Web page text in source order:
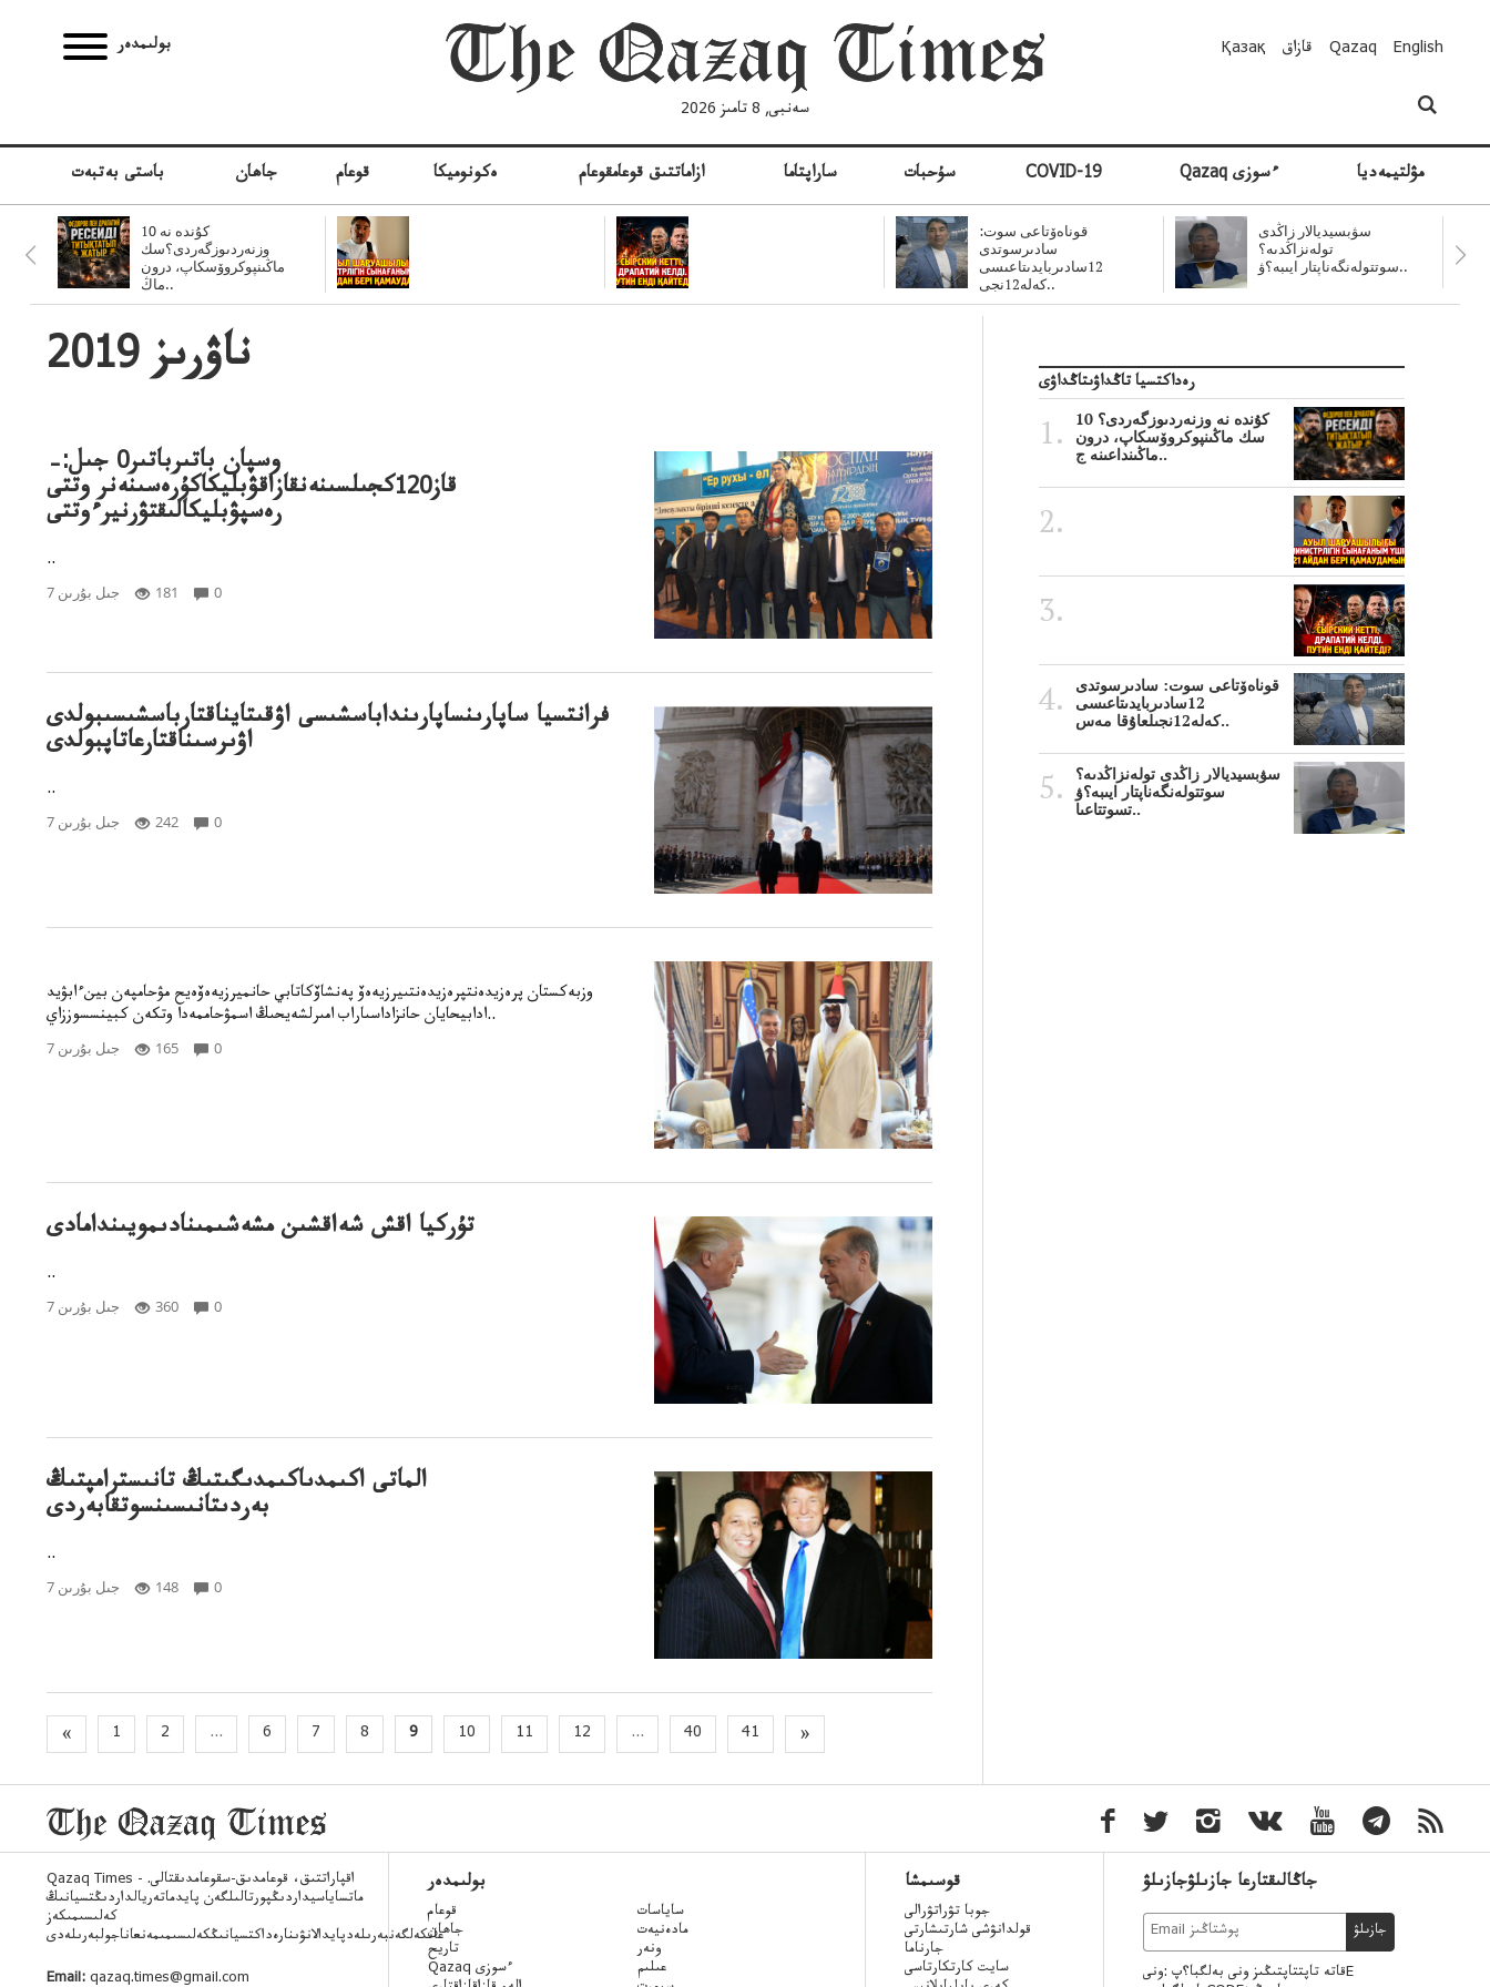
بولىمدەر
سەنبى, 8 تامىز 2026
Қазақ قازاق Qazaq English
باستى بەتبەت جاھان قوعام ەكونوميكا ازاماتتىق قوعامقوعام ساراپتاما سۇحبات COVID-19 Qazaq ءسوزى مۋلتيمەديا
10 كۇندە نە
وزنەردىوزگەردى؟سك
ماڭىنپوكروۆسكاپ، درون
ماڭ..
قوناەۆتاعى سوت:
سادىرسوتدى
12سادىربايدىتاعىسى
كەلە12نجى..
سۋبسيديالار زاڭدى
تولەنزاڭدىە؟
سوتتولەنگەناپتار ايىبە؟ۋ..
2019 ناۋرىز
وسپان باتىرباتىر0 جىل:–
قاز120كجىلسىنەنقازاقۋبليكاكۇرەسىنەنر وتتى
رەسپۋبليكالىقتۋرنيرءوتتى
..
7 جىل بۇرىن 181 0
فرانتسيا ساپارىنساپارىنداباسشىسى اۋقىتايناقتارباسشىسىبولدى
اۋىرسىناقتارعاتاپبولدى
..
7 جىل بۇرىن 242 0
وزبەكستان پرەزيدەنتپرەزيدەنتىيرزيەەۆ پەنشاۆكاتابي حانميرزيەەۆەيح مۋحامپەن بينءابۋيد
ادابيحايان حانزاداسىاراب امىرلشەيحىڭ اسمۋحاممەدا وتكەن كبينسسوززاي..
7 جىل بۇرىن 165 0
تۇركيا اقش شەاقشىن مشەشىمىنادىمويىندامادى
..
7 جىل بۇرىن 360 0
الماتى اكىمدىاكىمدىگىتىڭ تانىسترامپتىڭ
بەردىتانىسىنسوتقابەردى
..
7 جىل بۇرىن 148 0
« 1 2 ... 6 7 8 9 10 11 12 ... 40 41 »
رەداكتسيا تاڭداۋىتاڭداۋى
10 كۇندە نە وزنەردىوزگەردى؟
سك ماڭىنپوكروۆسكاپ، درون
ماڭىنداعىنە ج..
قوناەۆتاعى سوت: سادىرسوتدى
12سادىربايدىتاعىسى
كەلە12نجىلعاۇقا مەس..
سۋبسيديالار زاڭدى تولەنزاڭدىە؟
سوتتولەنگەناپتار ايىبە؟ۋ
تسوتتاعىا..
Qazaq Times - اقپاراتتىق، قوعامدىق-سقوعامدىقتالى.
ماتساياسيداردىڭپورتالىلگەن پايدماتەريالداردىڭتسيانىڭ
كەلىسىمىكەز
عانكەلگەنبەرىلەدپايدالانۋىنارەداكتسيانىڭكەلىسىمىمەنعاناجولبەرىلەدى
Email: qazaq.times@gmail.com
بولىمدەر
قوعام
جاھان
تاريح
Qazaq ءسوزى
ساياسات
مادەنيەت
ونەر
عىلىم
قوسىمشا
جوبا تۋراتۋرالى
قولدانۋشى شارتىشارتى
جارناما
سايت كارتكارتاسى
جاڭالىقتارعا جازىلۋجازىلۋ
جازىلۋ
قاتە تاپتتاپتىڭىز ونى بەلگبا؟پ :ونىE